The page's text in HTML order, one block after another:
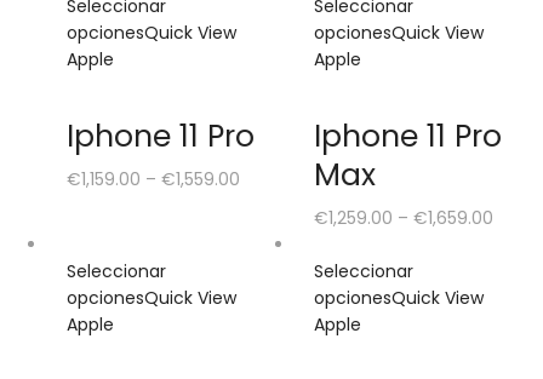
Seleccionar
opcionesQuick View
Apple
Iphone 11 Pro
€1,159.00 – €1,559.00
Seleccionar
opcionesQuick View
Apple
Iphone 11 Pro
Max
€1,259.00 – €1,659.00
Seleccionar
opcionesQuick View
Apple
Seleccionar
opcionesQuick View
Apple